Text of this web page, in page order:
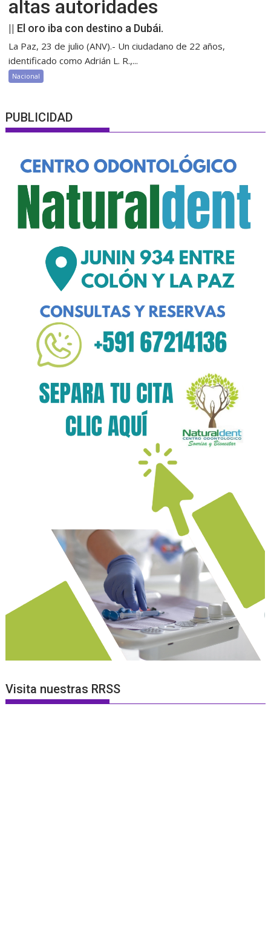
altas autoridades
|| El oro iba con destino a Dubái.
La Paz, 23 de julio (ANV).- Un ciudadano de 22 años,
identificado como Adrián L. R.,...
Nacional
PUBLICIDAD
Visita nuestras RRSS